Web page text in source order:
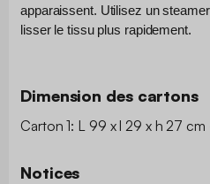
apparaissent. Utilisez un
lisser le tissu plus rapidement.
Dimension des cartons
Carton 1: L 99 x l 29 x h 27 cm
Notices